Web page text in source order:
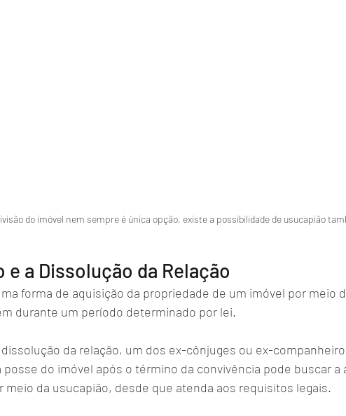
do imóvel nem sempre é única opção, existe a possibilidade de usucapião
e a Dissolução da Relação
forma de aquisição da propriedade de um imóvel por meio
durante um período determinado por lei.
da relação, um dos ex-cônjuges ou ex-
posse do imóvel após o término da convivência pode buscar
meio da usucapião, desde que atenda aos requisitos legais.